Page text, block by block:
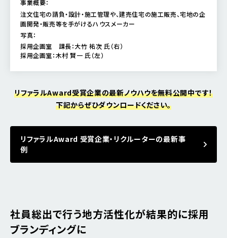
事業概要：
注文住宅の請負・設計・施工管理や、建売住宅の施工販売、宅地の企
画開発・販売等を手がけるハウスメーカー
写真：
採用企画室 課長：大竹 祐次 氏（右）
採用企画室：木村 賢一 氏（左）
リファラルAward受賞企業の最新ノウハウを無料公開中です！
下記からぜひダウンロードください。
リファラルAward 受賞企業・リクルーターの最新事
例
社員総出で行う地方活性化が結果的に採用
ブランディングに